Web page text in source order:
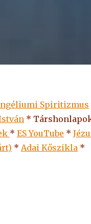
Spiritizmus
*
* ESYouTube *
* Adai Kőszikla *